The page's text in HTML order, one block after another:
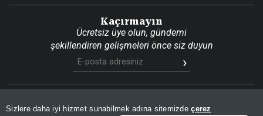
Sizlere daha iyi hizmet sunabilmek adına sitemizdeçerez
Kaçırmayın
Ücretsiz üye olun, gündemi
şekillendiren gelişmeleri önce siz duyun
Son DakikaSite HaritasıRSSKVKK Aydınlatma Metni